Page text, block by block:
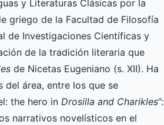
y Literaturas Clásicas por la
griego de la Facultad de Filosofía
de Investigaciones Científicas y
de la tradición literaria que
de Nicetas Eugeniano (s. XII). Ha
del área, entre los que se
the hero in Drosilla and Charikles”:
narrativos novelísticos en el